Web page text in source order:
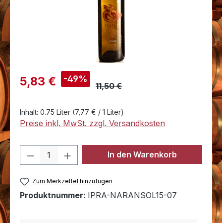
Verkaufspreis:
5,83 € -49%
11,50 €
Inhalt: 0.75 Liter (7,77 € / 1 Liter)
Preise inkl. MwSt. zzgl. Versandkosten
Produkt Anzahl: Gib den
In den Warenkorb
Zum Merkzettel hinzufügen
Produktnummer: IPRA-NARANSOL15-07